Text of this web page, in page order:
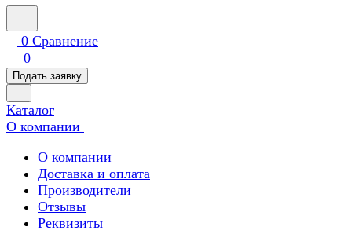
0 Сравнение
0
Подать заявку
Каталог
О компании
О компании
Доставка и оплата
Производители
Отзывы
Реквизиты